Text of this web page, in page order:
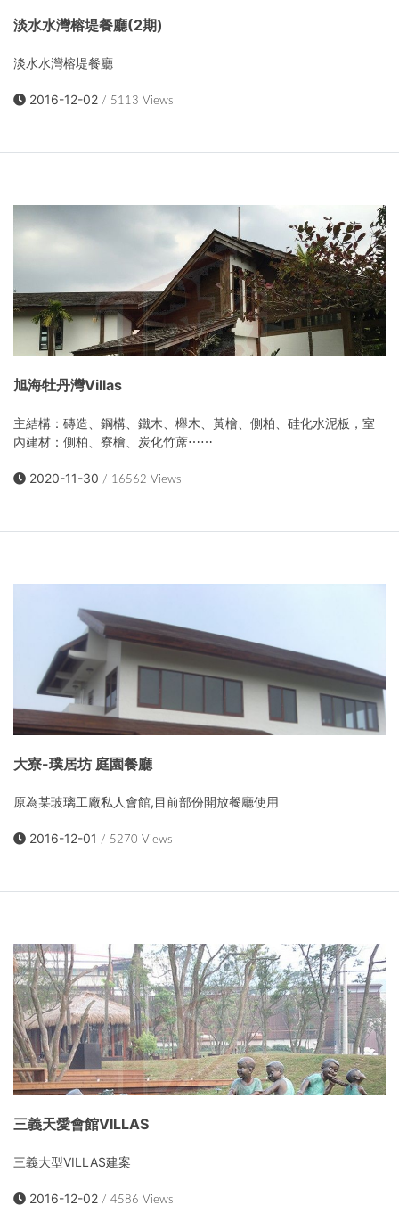
淡水水灣榕堤餐廳(2期)
淡水水灣榕堤餐廳
2016-12-02 / 5113 Views
旭海牡丹灣Villas
主結構：磚造、鋼構、鐵木、櫸木、黃檜、側柏、硅化水泥板，室
內建材：側柏、寮檜、炭化竹蓆⋯⋯
2020-11-30 / 16562 Views
大寮-璞居坊 庭園餐廳
原為某玻璃工廠私人會館,目前部份開放餐廳使用
2016-12-01 / 5270 Views
三義天愛會館VILLAS
三義大型VILLAS建案
2016-12-02 / 4586 Views